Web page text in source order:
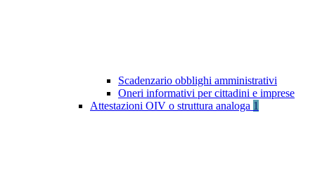
Scadenzario obblighi amministrativi
Oneri informativi per cittadini e imprese
Attestazioni OIV o struttura analoga 1